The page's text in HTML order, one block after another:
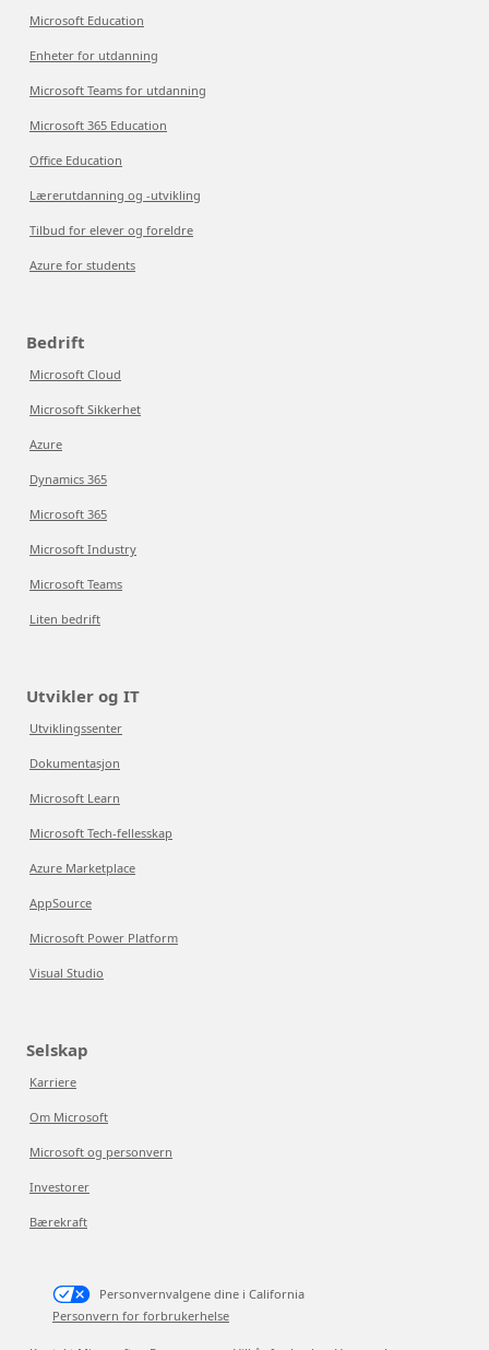
Microsoft Education
Enheter for utdanning
Microsoft Teams for utdanning
Microsoft 365 Education
Office Education
Lærerutdanning og -utvikling
Tilbud for elever og foreldre
Azure for students
Bedrift
Microsoft Cloud
Microsoft Sikkerhet
Azure
Dynamics 365
Microsoft 365
Microsoft Industry
Microsoft Teams
Liten bedrift
Utvikler og IT
Utviklingssenter
Dokumentasjon
Microsoft Learn
Microsoft Tech-fellesskap
Azure Marketplace
AppSource
Microsoft Power Platform
Visual Studio
Selskap
Karriere
Om Microsoft
Microsoft og personvern
Investorer
Bærekraft
Personvernvalgene dine i California
Personvern for forbrukerhelse